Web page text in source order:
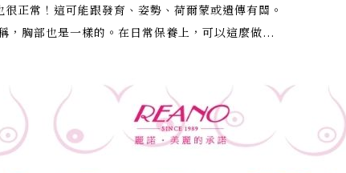
正常！這可能跟發育、姿勢、荷爾蒙或遺傳有關。
，胸部也是一樣的。在日常保養上，可以這麼做...